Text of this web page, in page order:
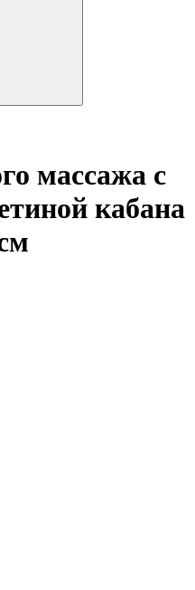
массажа с
кабана